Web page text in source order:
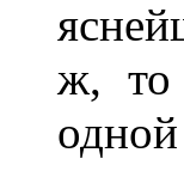
ж, то